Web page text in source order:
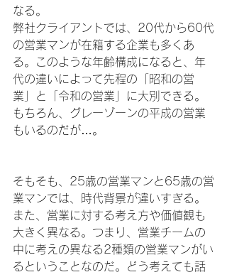
なる。
弊社クライアントでは、20代から60代
の営業マンが在籍する企業も多くあ
る。このような年齢構成になると、年
代の違いによって先程の「昭和の営
業」と「令和の営業」に大別できる。
もちろん、グレーゾーンの平成の営業
もいるのだが…。
そもそも、25歳の営業マンと65歳の営
業マンでは、時代背景が違いすぎる。
また、営業に対する考え方や価値観も
大きく異なる。つまり、営業チームの
中に考えの異なる2種類の営業マンがい
るということなのだ。どう考えても話